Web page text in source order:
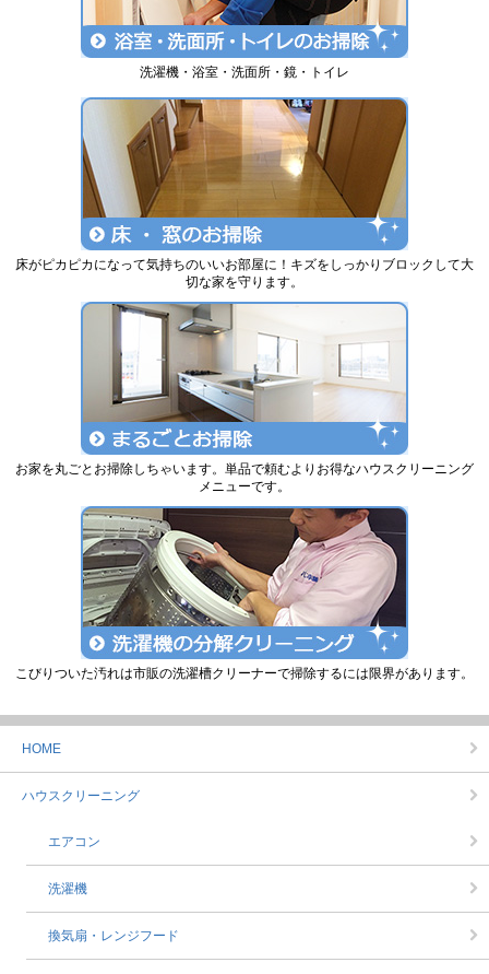
洗濯機・浴室・洗面所・鏡・トイレ
床がピカピカになって気持ちのいいお部屋に！キズをしっかりブロックして大
切な家を守ります。
お家を丸ごとお掃除しちゃいます。単品で頼むよりお得なハウスクリーニング
メニューです。
こびりついた汚れは市販の洗濯槽クリーナーで掃除するには限界があります。
HOME
ハウスクリーニング
エアコン
洗濯機
換気扇・レンジフード